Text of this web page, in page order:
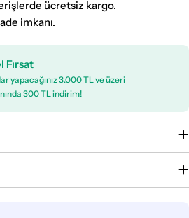
ücretsiz kargo.
imkanı.
Fırsat
yapacağınız 3.000 TL ve üzeri
300 TL indirim!